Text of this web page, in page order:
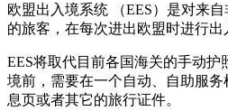
欧盟出入境系统 （EES）是对来自
的旅客，在每次进出欧盟时进行出
EES将取代目前各国海关的手动护
境前，需要在一个自动、自助服
息页或者其它的旅行证件。